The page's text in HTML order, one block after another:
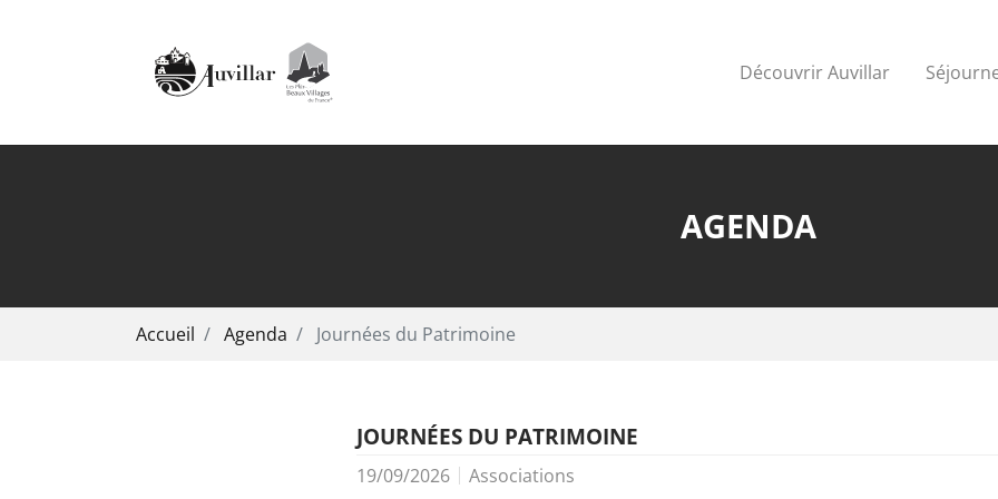
Découvrir Auvillar
AGENDA
Accueil Agenda Journées du Patrimoine
JOURNÉES DU PATRIMOINE
19/09/2026
Associations